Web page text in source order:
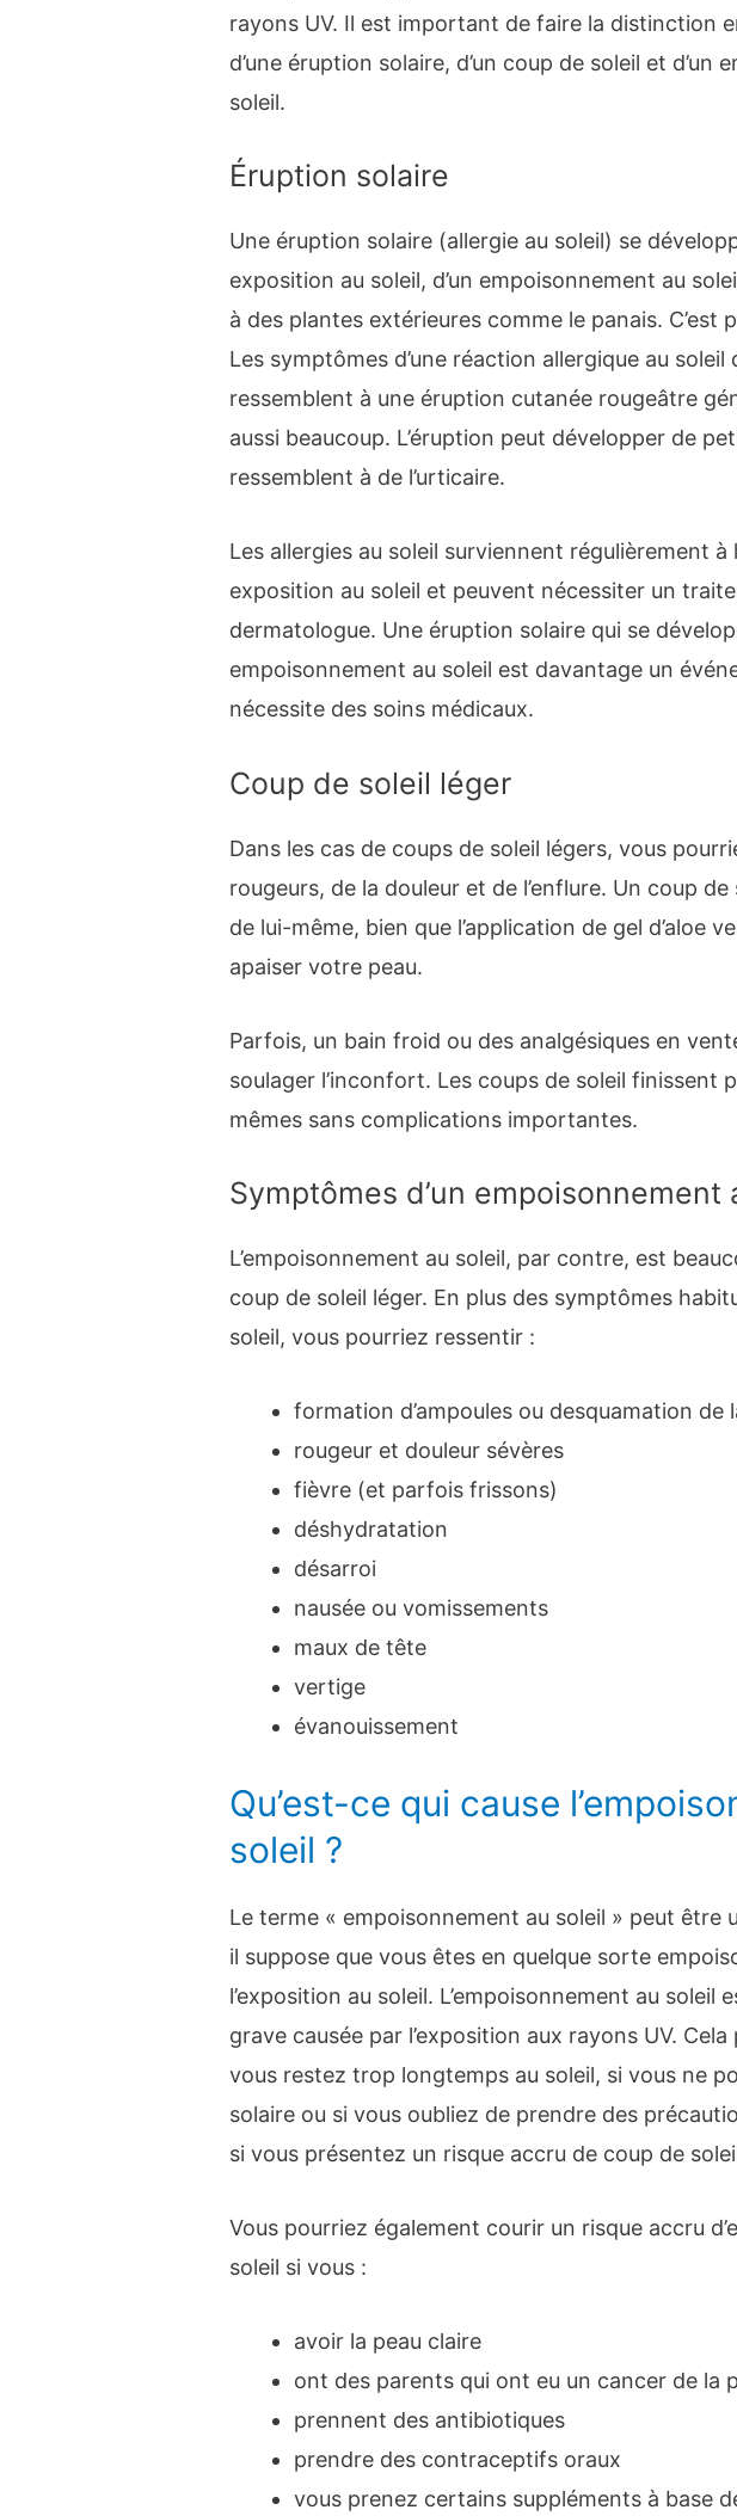
rayons UV. Il est important de faire la distinction
d’une éruption solaire, d’un coup de soleil et d’un
soleil.
Éruption solaire
Une éruption solaire (allergie au soleil) se
exposition au soleil, d’un empoisonnement au
à des plantes extérieures comme le panais. C’est
Les symptômes d’une réaction allergique au soleil
ressemblent à une éruption cutanée rougeâtre
aussi beaucoup. L’éruption peut développer de
ressemblent à de l’urticaire.
Les allergies au soleil surviennent régulièrement à
exposition au soleil et peuvent nécessiter un
dermatologue. Une éruption solaire qui se
empoisonnement au soleil est davantage un
nécessite des soins médicaux.
Coup de soleil léger
Dans les cas de coups de soleil légers, vous
rougeurs, de la douleur et de l’enflure. Un coup
de lui-même, bien que l’application de gel d’aloe
apaiser votre peau.
Parfois, un bain froid ou des analgésiques en
soulager l’inconfort. Les coups de soleil finissent
mêmes sans complications importantes.
Symptômes d’un empoisonnement
L’empoisonnement au soleil, par contre, est
coup de soleil léger. En plus des symptômes
soleil, vous pourriez ressentir :
formation d’ampoules ou desquamation de
rougeur et douleur sévères
fièvre (et parfois frissons)
déshydratation
désarroi
nausée ou vomissements
maux de tête
vertige
évanouissement
Qu’est-ce qui cause
soleil ?
Le terme « empoisonnement au soleil » peut être
il suppose que vous êtes en quelque sorte
l’exposition au soleil. L’empoisonnement au soleil
grave causée par l’exposition aux rayons UV.
vous restez trop longtemps au soleil, si vous ne
solaire ou si vous oubliez de prendre des
si vous présentez un risque accru de coup de
Vous pourriez également courir un risque accru
soleil si vous :
avoir la peau claire
ont des parents qui ont eu un cancer de la
prennent des antibiotiques
prendre des contraceptifs oraux
vous prenez certains suppléments à base